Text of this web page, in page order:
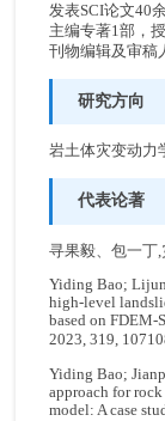
发表SCI论文40
主编专著1部，
刊物编辑及审稿
研究方向
岩土体灾变动力
代表论著
寻果毅、包一丁
Yiding Bao;
high-level
based on FDEM-
2023, 319,
Yiding Bao;
approach for
model: A case